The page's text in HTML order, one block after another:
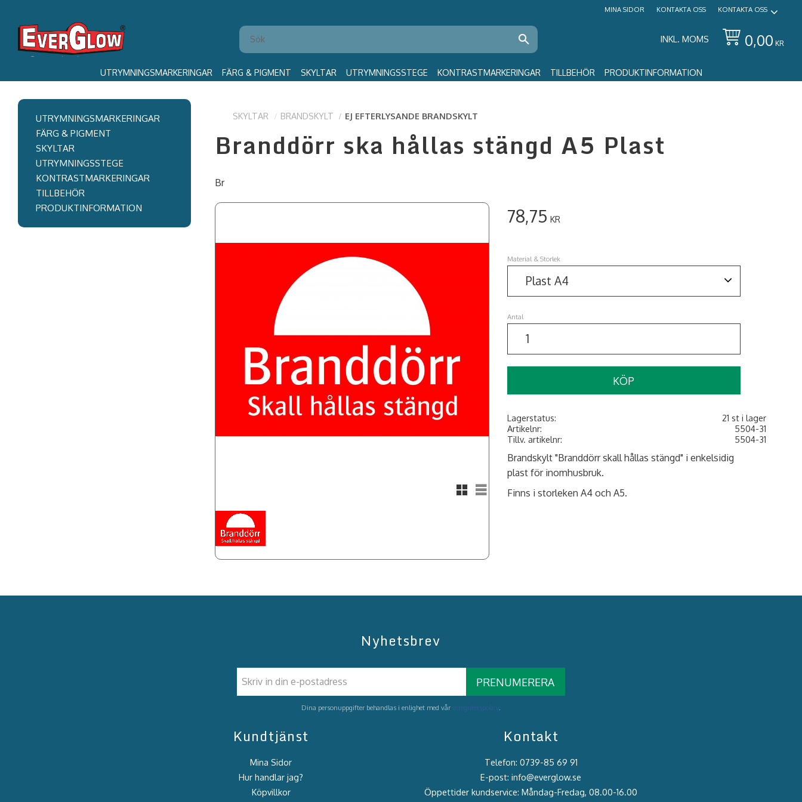
MINA SIDOR KONTAKTA OSS KONTAKTA OSS
INKL. MOMS 0,00 KR
UTRYMNINGSMARKERINGAR FÄRG & PIGMENT SKYLTAR UTRYMNINGSSTEGE KONTRASTMARKERINGAR TILLBEHÖR PRODUKTINFORMATION
SKYLTAR BRANDSKYLT EJ EFTERLYSANDE BRANDSKYLT
Branddörr ska hållas stängd A5 Plast
Br
Rutnätsvy
Listvy
78,75 KR
Material & Storlek
Antal
KÖP
Lagerstatus
21 st i lager
Artikelnr
5504-31
Tillv. artikelnr
5504-31
Brandskylt "Branddörr skall hållas stängd" i enkelsidig
plast för inomhusbruk.
Finns i storleken A4 och A5.
UTRYMNINGSMARKERINGAR
FÄRG & PIGMENT
SKYLTAR
UTRYMNINGSSTEGE
KONTRASTMARKERINGAR
TILLBEHÖR
PRODUKTINFORMATION
Nyhetsbrev
PRENUMERERA
Dina personuppgifter behandlas i enlighet med vår integritetspolicy.
Kundtjänst
Mina Sidor
Hur handlar jag?
Köpvillkor
Kontakt
Telefon: 0739-85 69 91
E-post: info@everglow.se
Öppettider kundservice: Måndag-Fredag, 08.00-16.00